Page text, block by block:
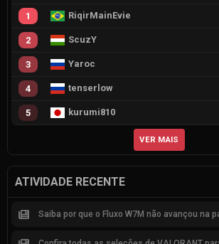
1 RiqirMainEvie
2 ScuzY
3 Yaroc
4 tenserlow
5 kurumi810
VER MAIS
ATIVIDADE RECENTE